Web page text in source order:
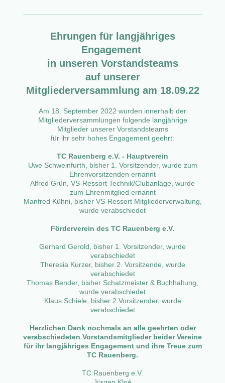
Ehrungen für langjähriges
Engagement
in unseren Vorstandsteams
auf unserer
Mitgliederversammlung am 18.09.22
Am 18. September 2022 wurden innerhalb der
Mitgliederversammlungen folgende langjährige
Mitglieder unserer Vorstandsteams
für ihr sehr hohes Engagement geehrt:
TC Rauenberg e.V. - Hauptverein
Uwe Schweinfurth, bisher 1. Vorsitzender, wurde zum
Ehrenvorsitzenden ernannt
Alfred Grün, VS-Ressort Technik/Clubanlage, wurde
zum Ehrenmitglied ernannt
Manfred Kühni, bisher VS-Ressort Mitgliederverwaltung,
wurde verabschiedet
Förderverein des TC Rauenberg e.V.
Gerhard Gerold, bisher 1. Vorsitzender, wurde
verabschiedet
Theresia Kurzer, bisher 2. Vorsitzende, wurde
verabschiedet
Thomas Bender, bisher Schatzmeister & Buchhaltung,
wurde verabschiedet
Klaus Schiele, bisher 2.Vorsitzender, wurde
verabschiedet
Herzlichen Dank nochmals an alle geehrten oder
verabschiedeten Vorstandsmitglieder beider Vereine
für ihr langjähriges Engagement und ihre Treue zum
TC Rauenberg.
TC Rauenberg e.V.